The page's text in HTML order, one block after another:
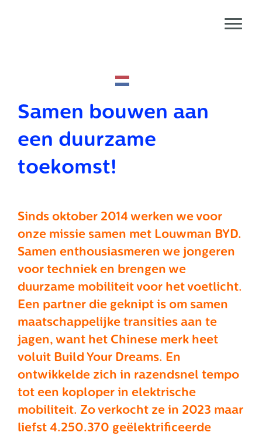
Samen bouwen aan
een duurzame
toekomst!
Sinds oktober 2014 werken we voor
onze missie samen met Louwman BYD.
Samen enthousiasmeren we jongeren
voor techniek en brengen we
duurzame mobiliteit voor het voetlicht.
Een partner die geknipt is om samen
maatschappelijke transities aan te
jagen, want het Chinese merk heet
voluit Build Your Dreams. En
ontwikkelde zich in razendsnel tempo
tot een koploper in elektrische
mobiliteit. Zo verkocht ze in 2023 maar
liefst 4.250.370 geëlektrificeerde